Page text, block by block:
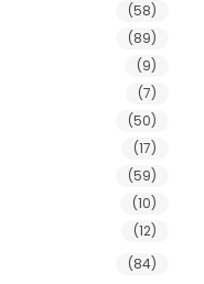
(58)
(89)
(9)
(7)
(50)
(17)
(59)
(10)
(12)
(84)